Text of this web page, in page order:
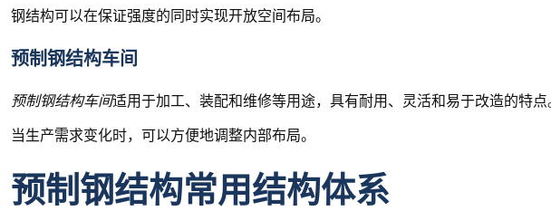
钢结构可以在保证强度的同时实现开放空间布局。
预制钢结构车间
预制钢结构车间适用于加工、装配和维修等用途，具有耐用、灵活和易于改造的特点
当生产需求变化时，可以方便地调整内部布局。
预制钢结构常用结构体系